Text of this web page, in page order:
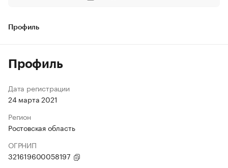
Профиль
Профиль
Дата регистрации
24 марта 2021
Регион
Ростовская область
ОГРНИП
321619600058197